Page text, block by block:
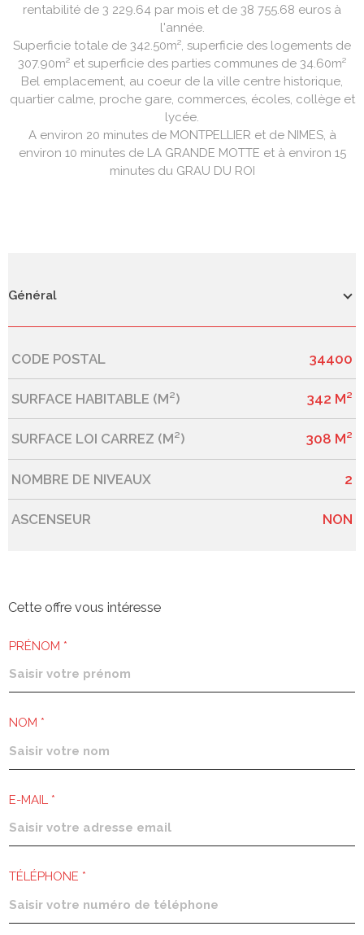
rentabilité de 3 229.64 par mois et de 38 755.68 euros à
l'année.
Superficie totale de 342.50m², superficie des logements de
307.90m² et superficie des parties communes de 34.60m²
Bel emplacement, au coeur de la ville centre historique,
quartier calme, proche gare, commerces, écoles, collège et
lycée.
A environ 20 minutes de MONTPELLIER et de NIMES, à
environ 10 minutes de LA GRANDE MOTTE et à environ 15
minutes du GRAU DU ROI
Général
Caractérisque Valeurs
CODE POSTAL 34400
SURFACE HABITABLE (M²) 342 M²
SURFACE LOI CARREZ (M²) 308 M²
NOMBRE DE NIVEAUX 2
ASCENSEUR NON
Cette offre vous intéresse
PRÉNOM *
NOM *
E-MAIL *
TÉLÉPHONE *